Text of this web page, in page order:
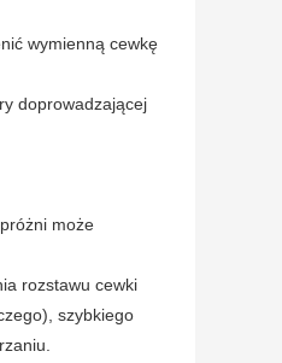
wymienną cewkę
doprowadzającej
może
rozstawu cewki
szybkiego